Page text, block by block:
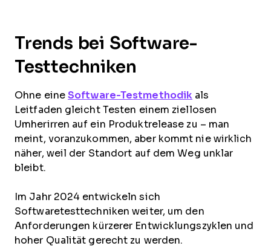
Trends bei Software-
Testtechniken
Ohne eine Software-Testmethodik als
Leitfaden gleicht Testen einem ziellosen
Umherirren auf ein Produktrelease zu – man
meint, voranzukommen, aber kommt nie wirklich
näher, weil der Standort auf dem Weg unklar
bleibt.
Im Jahr 2024 entwickeln sich
Softwaretesttechniken weiter, um den
Anforderungen kürzerer Entwicklungszyklen und
hoher Qualität gerecht zu werden.